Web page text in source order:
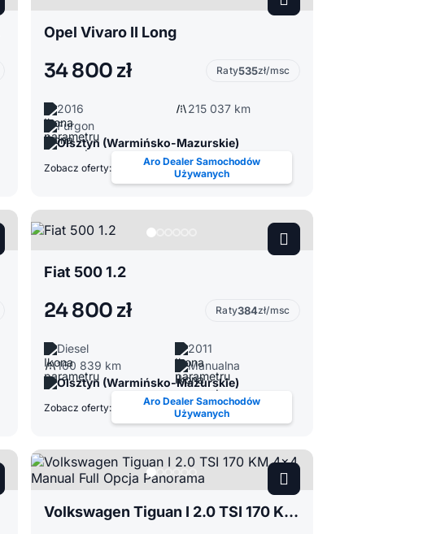
Opel Vivaro II Long
34 800 zł Raty535zł/msc
2016
215 037 km
Furgon
Olsztyn (Warmińsko-Mazurskie)
Zobacz oferty:
Aro Dealer Samochodów
Używanych
Fiat 500 1.2
24 800 zł Raty384zł/msc
Diesel
2011
160 839 km
Manualna
Olsztyn (Warmińsko-Mazurskie)
Zobacz oferty:
Aro Dealer Samochodów
Używanych
Volkswagen Tiguan I 2.0 TSI 170 KM 4x4 Manual Full Opcja Panorama